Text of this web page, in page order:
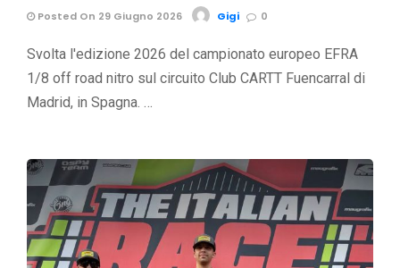
Posted On 29 Giugno 2026 Gigi 0
Svolta l'edizione 2026 del campionato europeo EFRA
1/8 off road nitro sul circuito Club CARTT Fuencarral di
Madrid, in Spagna. …